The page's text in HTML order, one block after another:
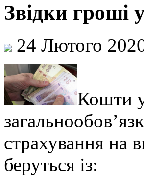
Звідки гроші
24 Лютого
Кошти у
страхування на
беруться із: